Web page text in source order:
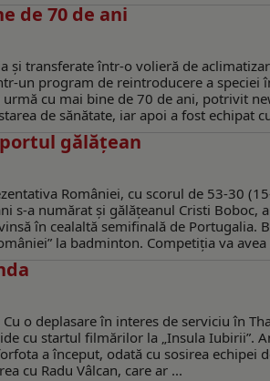
de 70 de ani
și transferate într-o volieră de
un program de reintroducere a speciei
cu mai bine de 70 de ani, potrivit
de sănătate, iar apoi a fost echipat
gălățean
României, cu scorul de 53-30
s-a numărat și gălățeanul Cristi Boboc,
în cealaltă semifinală de Portugalia.
la badminton. Competiția va avea
o deplasare în interes de serviciu în
cu startul filmărilor la „Insula Iubirii”.
a început, odată cu sosirea echipei
cu Radu Vâlcan, care ar ...